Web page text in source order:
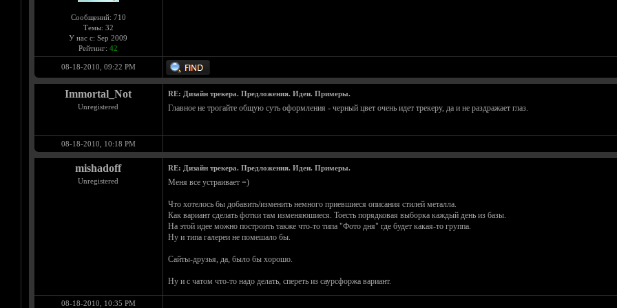
Сообщений: 710
Темы: 32
У нас с: Sep 2009
Рейтинг: 42
08-18-2010, 09:22 PM
Immortal_Not
Unregistered
RE: Дизайн трекера. Предложения. Идеи. Примеры.
Главное не трогайте общую суть оформления - черный цвет очень идет трекеру, да и не раздражает глаз.
08-18-2010, 10:18 PM
mishadoff
Unregistered
RE: Дизайн трекера. Предложения. Идеи. Примеры.
Меня все устраивает =)
Что хотелось бы добавить/изменить немного приевшиеся описания стилей металла.
Как вариант сделать фотки там изменяюшиеся. Тоесть порядковая выборка каждый день из базы.
На этой идее можно построить также что-то типа "Фото дня" где будет какая-то группа.
Ну и типа галереи не помешало бы.
Сайты-друзья, да, было бы хорошо.
Ну и с чатом что-то надо делать, спереть из саурсфоржа вариант.
08-18-2010, 10:35 PM